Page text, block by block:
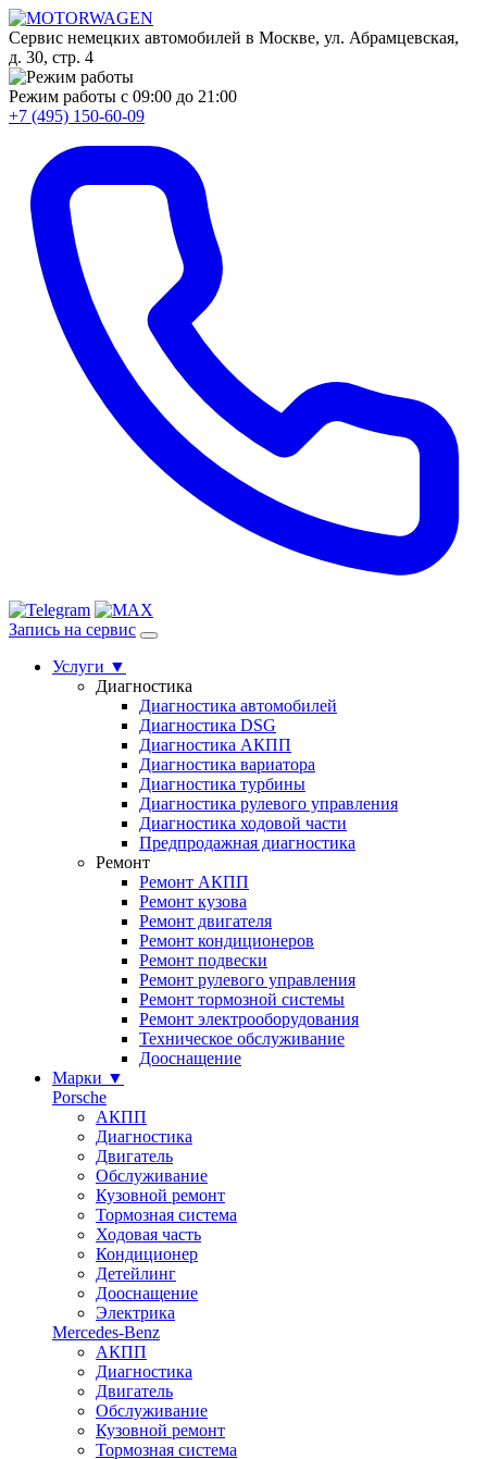
Сервис немецких автомобилей в Москве, ул. Абрамцевская,
д. 30, стр. 4
Режим работы с 09:00 до 21:00
+7 (495) 150-60-09
Запись на сервис
Услуги ▼
Диагностика
Диагностика автомобилей
Диагностика DSG
Диагностика АКПП
Диагностика вариатора
Диагностика турбины
Диагностика рулевого управления
Диагностика ходовой части
Предпродажная диагностика
Ремонт
Ремонт АКПП
Ремонт кузова
Ремонт двигателя
Ремонт кондиционеров
Ремонт подвески
Ремонт рулевого управления
Ремонт тормозной системы
Ремонт электрооборудования
Техническое обслуживание
Дооснащение
Марки ▼
Porsche
АКПП
Диагностика
Двигатель
Обслуживание
Кузовной ремонт
Тормозная система
Ходовая часть
Кондиционер
Детейлинг
Дооснащение
Электрика
Mercedes-Benz
АКПП
Диагностика
Двигатель
Обслуживание
Кузовной ремонт
Тормозная система